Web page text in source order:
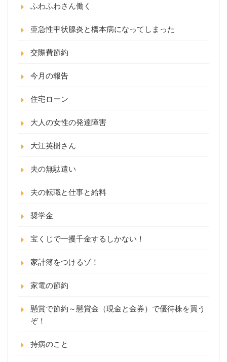
ふわふわさん働く
亜急性甲状腺炎と橋本病になってしまった
交際費節約
今月の報告
住宅ローン
大人の女性の発達障害
大江英樹さん
夫の無駄遣い
夫の転職と仕事と給料
奨学金
宝くじで一攫千金するしかない！
家計簿をつけるゾ！
家電の節約
懸賞で節約～懸賞金（現金と金券）で優待株を買う
ぞ！
持病のこと